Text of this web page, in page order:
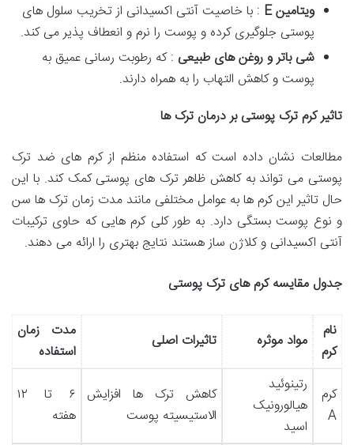
ویتامینE : با خاصیت آنتی اکسیدانی از تخریب سلول های
پوستی جلوگیری کرده و پوست را نرم و انعطاف پذیر می کند.
شی باتر و روغن های طبیعی : که رطوبت رسانی عمیق به
پوست و کاهش التهاب را به همراه دارند.
تاثیر کرم ترک پوستی بر درمان ترک ها
مطالعات نشان داده است که استفاده منظم از کرم های ضد ترک
پوستی می تواند به کاهش ظاهر ترک های پوستی کمک کند. با این
حال تاثیر این کرم ها به عوامل مختلفی مانند مدت زمان ترک ها سن
و نوع پوست بستگی دارد. به طور کلی کرم هایی که حاوی ترکیبات
آنتی اکسیدانی و کلاژن ساز هستند نتایج بهتری را ارائه می دهند.
جدول مقایسه کرم های ترک پوستی
نام
کرم
مواد موثره تاثیرات اصلی
مدت زمان
استفاده
کرم
A
رتینوئید
هیالورونیک
اسید
کاهش ترک ها افزایش
الاستیسیته پوست
۶ تا ۱۲
هفته